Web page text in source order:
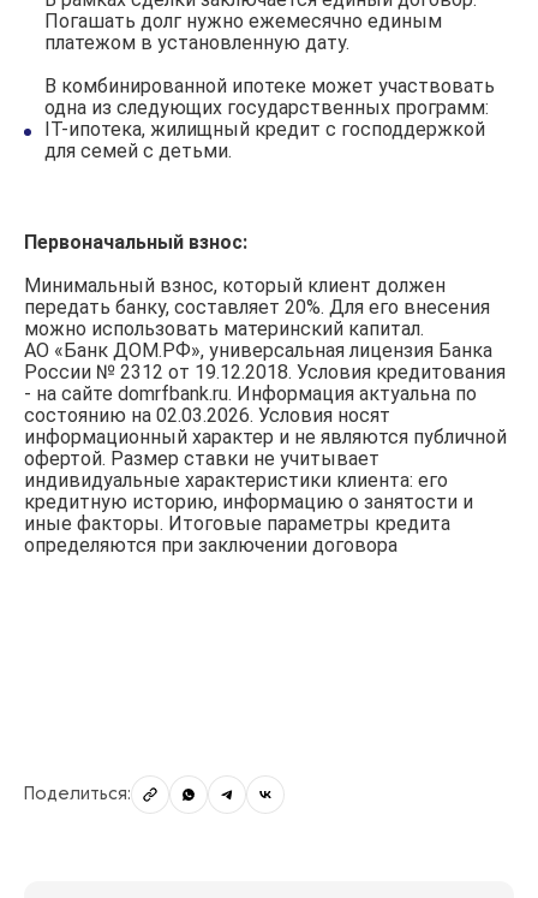
Погашать долг нужно ежемесячно единым
платежом в установленную дату.
В комбинированной ипотеке может участвовать
одна из следующих государственных программ:
IT-ипотека, жилищный кредит с господдержкой
для семей с детьми.
Первоначальный взнос:
Минимальный взнос, который клиент должен
передать банку, составляет 20%. Для его внесения
можно использовать материнский капитал.
АО «Банк ДОМ.РФ», универсальная лицензия Банка
России № 2312 от 19.12.2018. Условия кредитования
- на сайте domrfbank.ru. Информация актуальна по
состоянию на 02.03.2026. Условия носят
информационный характер и не являются публичной
офертой. Размер ставки не учитывает
индивидуальные характеристики клиента: его
кредитную историю, информацию о занятости и
иные факторы. Итоговые параметры кредита
определяются при заключении договора
Поделиться: